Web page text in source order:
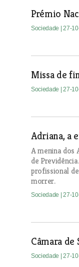
Prémio
Sociedade | 27-
Missa de
Sociedade | 27-
Adriana, a
A menina dos
de
profissional
morrer.
Sociedade | 27-
Câmara
Sociedade | 27-